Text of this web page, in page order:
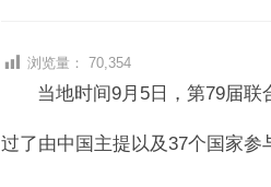
浏览量： 70,354
当地时间9月5日，第79届
过了由中国主提以及37个国家参